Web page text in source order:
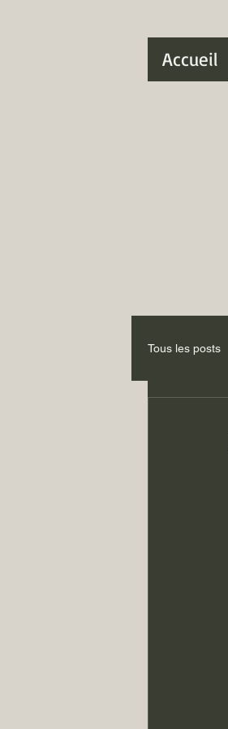
Accueil
Tous les posts